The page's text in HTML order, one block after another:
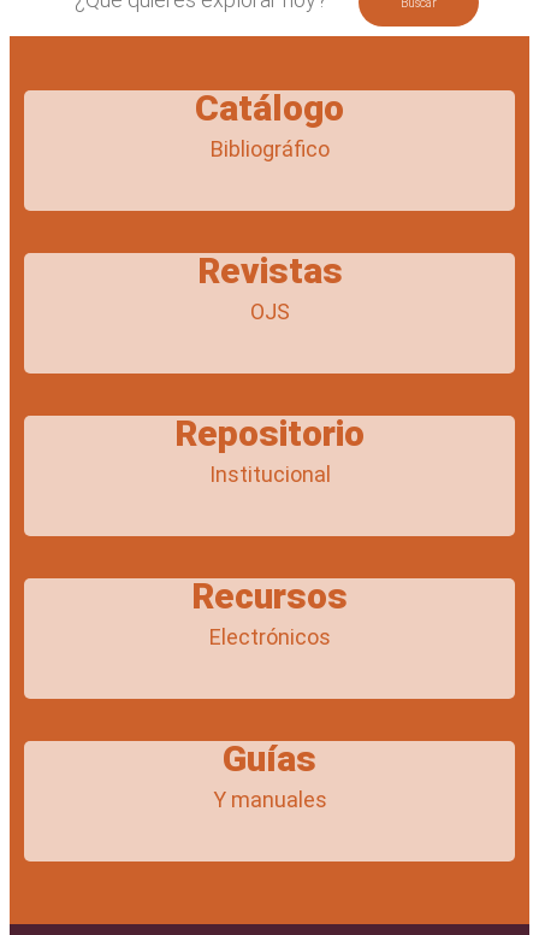
Catálogo
Bibliográfico
Revistas
OJS
Repositorio
Institucional
Recursos
Electrónicos
Guías
Y manuales